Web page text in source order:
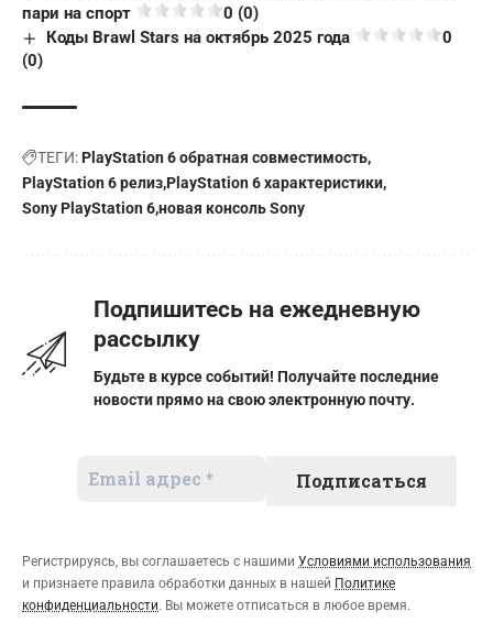
пари на спорт
0 (0)
Коды Brawl Stars на октябрь 2025 года
0
(0)
ТЕГИ:PlayStation 6 обратная совместимость
PlayStation 6 релизPlayStation 6 характеристики
Sony PlayStation 6новая консоль Sony
Подпишитесь на ежедневную
рассылку
Будьте в курсе событий! Получайте последние
новости прямо на свою электронную почту.
Регистрируясь, вы соглашаетесь с нашими Условиями использования
и признаете правила обработки данных в нашей Политике
конфиденциальности. Вы можете отписаться в любое время.